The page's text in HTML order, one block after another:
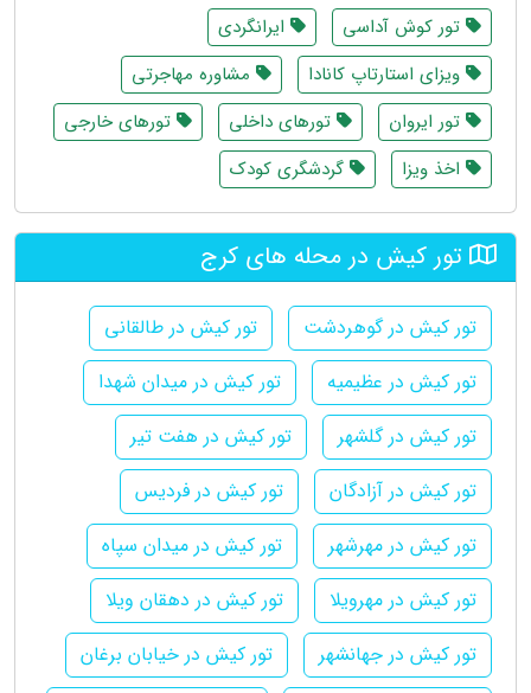
تور کوش آداسی
ایرانگردی
ویزای استارتاپ کانادا
مشاوره مهاجرتی
تور ایروان
تورهای داخلی
تورهای خارجی
اخذ ویزا
گردشگری کودک
تور کیش در محله های کرج
تور کیش در گوهردشت
تور کیش در طالقانی
تور کیش در عظیمیه
تور کیش در میدان شهدا
تور کیش در گلشهر
تور کیش در هفت تیر
تور کیش در آزادگان
تور کیش در فردیس
تور کیش در مهرشهر
تور کیش در میدان سپاه
تور کیش در مهرویلا
تور کیش در دهقان ویلا
تور کیش در جهانشهر
تور کیش در خیابان برغان